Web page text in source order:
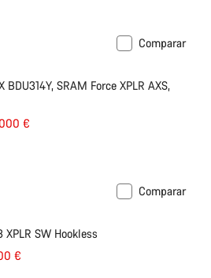
Comparar
SRAM Force XPLR AXS,
€
Comparar
SW Hookless
€